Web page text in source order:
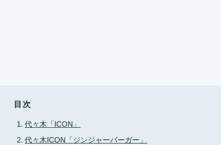
目次
代々木「ICON」
代々木ICON「ジンジャーバーガー」